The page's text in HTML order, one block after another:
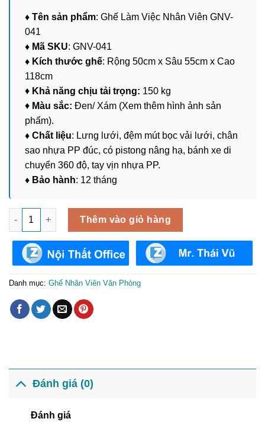
♦ Tên sản phẩm: Ghế Làm Việc Nhân Viên GNV-
041
♦ Mã SKU: GNV-041
♦ Kích thước ghế: Rộng 50cm x Sâu 55cm x Cao
118cm
♦ Khả năng chịu tải trọng: 150 kg
♦ Màu sắc: Đen/ Xám (Xem thêm hình ảnh sản
phẩm).
♦ Chất liệu: Lưng lưới, đệm mút bọc vải lưới, chân
sao nhựa PP đúc, có pistong nâng hạ, bánh xe di
chuyển 360 độ, tay vịn nhựa PP.
♦ Bảo hành: 12 tháng
Ghế Làm Việc Nhân Viên GNV-041 số lượng
Thêm vào giỏ hàng
Danh mục: Ghế Nhân Viên Văn Phòng
Đánh giá (0)
Đánh giá